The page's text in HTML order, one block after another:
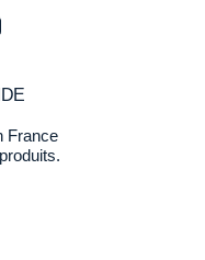
France